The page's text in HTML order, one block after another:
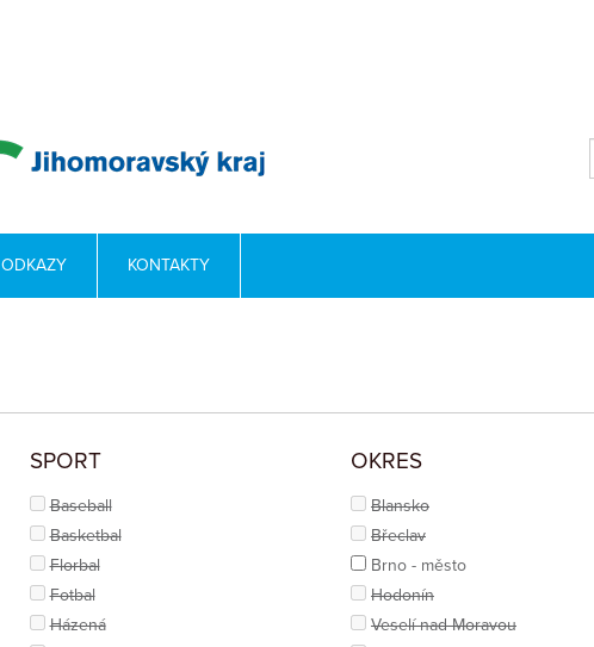
ODKAZY KONTAKTY
SPORT
Baseball
Basketbal
Florbal
Fotbal
Házená
OKRES
Blansko
Břeclav
Brno - město
Hodonín
Veselí nad Moravou